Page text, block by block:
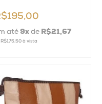
até9xde R$21,67
R$175,50à vista